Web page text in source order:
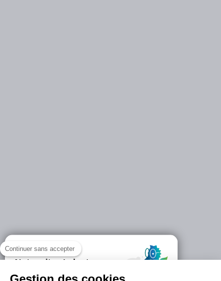
Continuer sans accepter